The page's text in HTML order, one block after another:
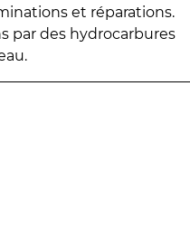
et réparations.
par des hydrocarbures